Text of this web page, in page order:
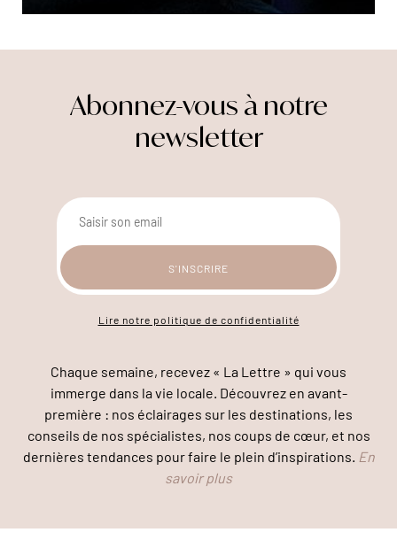
Abonnez-vous à notre
newsletter
Lire notre politique de confidentialité
Chaque semaine, recevez « La Lettre » qui vous
immerge dans la vie locale. Découvrez en avant-
première : nos éclairages sur les destinations, les
conseils de nos spécialistes, nos coups de cœur, et nos
dernières tendances pour faire le plein d’inspirations. En
savoir plus